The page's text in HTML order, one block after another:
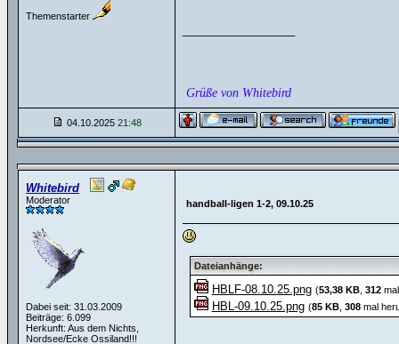
Themenstarter
Grüße von Whitebird
04.10.2025 21:48
Whitebird
Moderator
Dabei seit: 31.03.2009
Beiträge: 6.099
Herkunft: Aus dem Nichts,
Nordsee/Ecke Ossiland!!!
handball-ligen 1-2, 09.10.25
Dateianhänge:
HBLF-08.10.25.png (53,38 KB, 312mal
HBL-09.10.25.png (85 KB, 308mal